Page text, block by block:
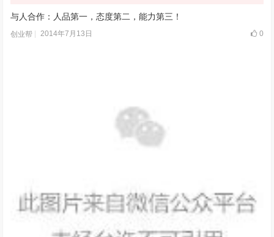
与人合作：人品第一，态度第二，能力第三！
创业帮 2014年7月13日 0